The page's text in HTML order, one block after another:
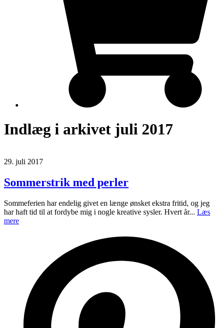
Indlæg i arkivet juli 2017
29. juli 2017
Sommerstrik med perler
Sommeferien har endelig givet en længe ønsket ekstra fritid, og jeg
har haft tid til at fordybe mig i nogle kreative sysler. Hvert år... Læs
mere